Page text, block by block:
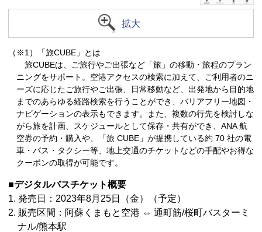
拡大
（※1）「旅CUBE」とは
旅CUBEは、ご旅行やご出張など「旅」の移動・旅程のプラン
ニングをサポート。空港アクセスの検索に加えて、ご利用者のニ
ーズに応じたご旅行やご出張、日常移動など、出発地から目的地
までのあらゆる経路検索を行うことができ、バリアフリー地図・
ナビゲーションの表示もできます。また、複数の行先を検討しな
がら旅を計画、スケジュールとして保存・共有ができ、ANA 航
空券の予約・購入や、「旅 CUBE」が提携している約 70 社の電
車・バス・タクシー等、地上交通のチケットなどの手配やお得な
クーポンの取得が可能です。
■デジタルバスチケット概要
1. 発売日：2023年8月25日（金）（予定）
2. 販売区間：阿蘇くまもと空港 ⇔ 通町筋/桜町バスターミ
ナル/熊本駅